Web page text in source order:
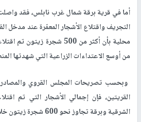
أما في قرية برقة شمال غرب نابلس، فقد
التجريف واقتلاع الأشجار المعمّرة عند مدخل
محلية بأن أكثر من 500 شجرة
من أوسع الاعتداءات الزراعية التي شهدتها
وبحسب تصريحات المجلس القروي والمصادر
القريتين، فإن إجمالي الأشجار التي تم
الشرقية وبرقة تجاوز نحو 600 شجرة زيتون خلال هذه العمليات.